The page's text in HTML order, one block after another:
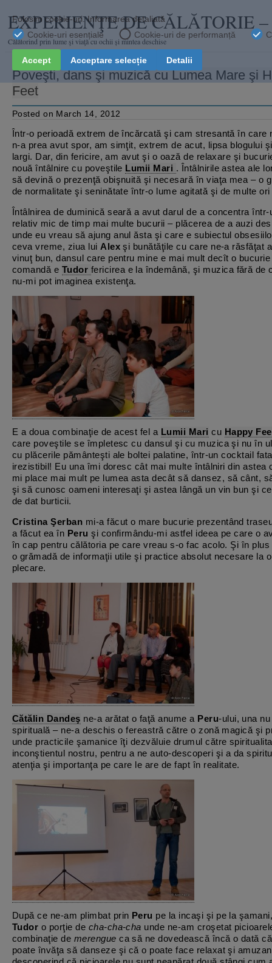
EXPERIENŢE DE CĂLĂTORIE
Călătorind prin lume şi viaţă cu ochii și mintea deschise
Poveşti, dans şi muzică cu Lumea Mare şi
Feet
Posted on March 14, 2012
Într-o perioadă extrem de încărcată şi cam stresantă în care
n-a prea avut spor, am simţit, extrem de acut, lipsa blogului
largi. Dar, din fericire, am avut şi o oază de relaxare şi
nouă întâlnire cu poveştile Lumii Mari . Întâlnirile astea ale
să devină o prezenţă obişnuită şi necesară în viaţa mea – o
de normalitate şi seninătate într-o lume agitată şi de multe
Întâlnirea de duminică seară a avut darul de a concentra într-
relativ mic de timp mai multe bucurii – plăcerea de a auzi
unde eu vreau să ajung anul ăsta şi care e subiectul
ceva vreme, ziua lui Alex şi bunătăţile cu care ne-a răsfăţat
vinuţ bun, dansul care pentru mine e mai mult decît o
comandă e Tudor fericirea e la îndemână, şi muzica fără de
nu-mi pot imaginea existenţa.
E a doua combinaţie de acest fel a Lumii Mari cu Happy
care poveştile se împletesc cu dansul şi cu muzica şi nu în
cu plăcerile pământeşti ale boltei palatine, într-un cocktail
irezistibil! Eu una îmi doresc cât mai multe întâlniri din astea
mi place mai mult pe lumea asta decât să dansez, să cânt,
şi să cunosc oameni interesaţi şi astea lângă un vin bun şi
de dat burticii.
Cristina Şerban mi-a făcut o mare bucurie prezentând
a făcut ea în Peru şi confirmându-mi astfel ideea pe care o
în cap pentru călătoria pe care vreau s-o fac acolo. Şi în
o grămadă de informaţii utile şi practice absolut necesare la
plecare.
Cătălin Dandeş ne-a arătat o faţă anume a Peru-ului, una
spirituală – ne-a deschis o fereastră către o zonă magică şi
unde practicile şamanice îţi dezvăluie drumul către
inconştientul nostru, pentru a ne auto-descoperi şi a da
atenţia şi importanţa pe care le are de fapt în realitate.
După ce ne-am plimbat prin Peru pe la incaşi şi pe la
Tudor o porţie de cha-cha-cha unde ne-am croşetat
combinaţie de merengue ca să ne dovedească încă o dată
poate învăţa să danseze şi că o poate face relaxat şi